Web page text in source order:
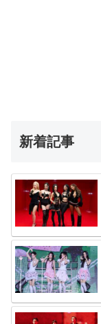
新着記事